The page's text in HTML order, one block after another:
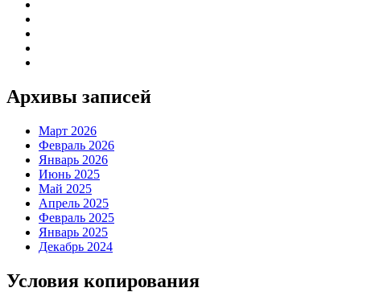
Архивы записей
Март 2026
Февраль 2026
Январь 2026
Июнь 2025
Май 2025
Апрель 2025
Февраль 2025
Январь 2025
Декабрь 2024
Условия копирования